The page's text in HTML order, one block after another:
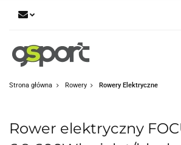
Dodaj
Strona główna Rowery Rowery Elektryczne
Rower elektryczny